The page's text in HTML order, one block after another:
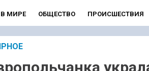
В МИРЕ ОБЩЕСТВО ПРОИСШЕСТВИЯ